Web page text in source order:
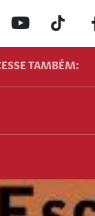
TAMBÉM: